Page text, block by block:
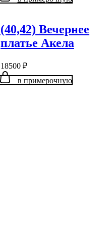
(40,42) Вечернее
платье Акела
18500 ₽
в примерочную